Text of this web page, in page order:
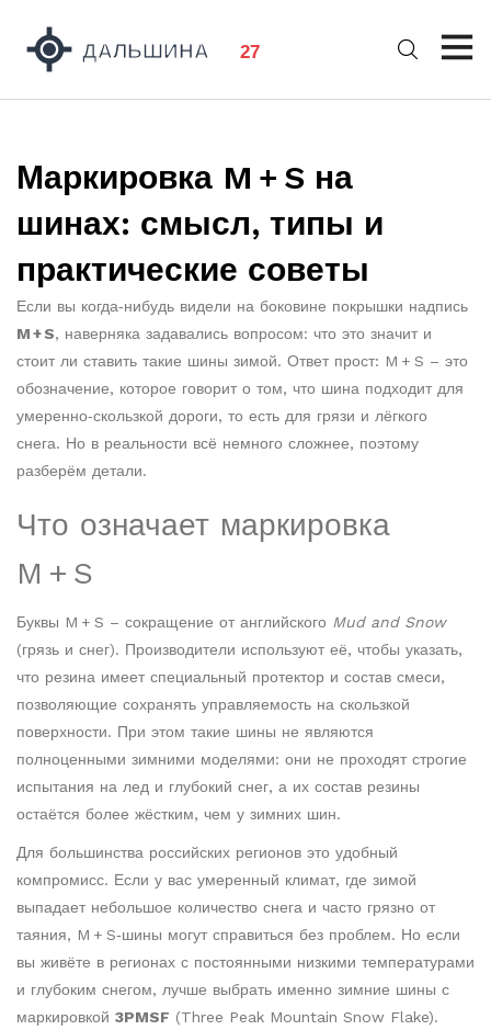
Маркировка M + S на
шинах: смысл, типы и
практические советы
Если вы когда‑нибудь видели на боковине покрышки надпись
M + S, наверняка задавались вопросом: что это значит и
стоит ли ставить такие шины зимой. Ответ прост: M + S – это
обозначение, которое говорит о том, что шина подходит для
умеренно‑скользкой дороги, то есть для грязи и лёгкого
снега. Но в реальности всё немного сложнее, поэтому
разберём детали.
Что означает маркировка
M + S
Буквы M + S – сокращение от английского Mud and Snow
(грязь и снег). Производители используют её, чтобы указать,
что резина имеет специальный протектор и состав смеси,
позволяющие сохранять управляемость на скользкой
поверхности. При этом такие шины не являются
полноценными зимними моделями: они не проходят строгие
испытания на лед и глубокий снег, а их состав резины
остаётся более жёстким, чем у зимних шин.
Для большинства российских регионов это удобный
компромисс. Если у вас умеренный климат, где зимой
выпадает небольшое количество снега и часто грязно от
таяния, M + S‑шины могут справиться без проблем. Но если
вы живёте в регионах с постоянными низкими температурами
и глубоким снегом, лучше выбрать именно зимние шины с
маркировкой 3PMSF (Three Peak Mountain Snow Flake).